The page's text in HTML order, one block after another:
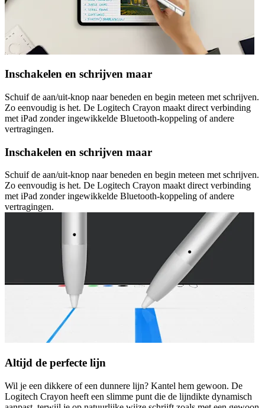
Inschakelen en schrijven maar
Schuif de aan/uit-knop naar beneden en begin meteen met schrijven.
Zo eenvoudig is het. De Logitech Crayon maakt direct verbinding
met iPad zonder ingewikkelde Bluetooth-koppeling of andere
vertragingen.
Inschakelen en schrijven maar
Schuif de aan/uit-knop naar beneden en begin meteen met schrijven.
Zo eenvoudig is het. De Logitech Crayon maakt direct verbinding
met iPad zonder ingewikkelde Bluetooth-koppeling of andere
vertragingen.
Altijd de perfecte lijn
Wil je een dikkere of een dunnere lijn? Kantel hem gewoon. De
Logitech Crayon heeft een slimme punt die de lijndikte dynamisch